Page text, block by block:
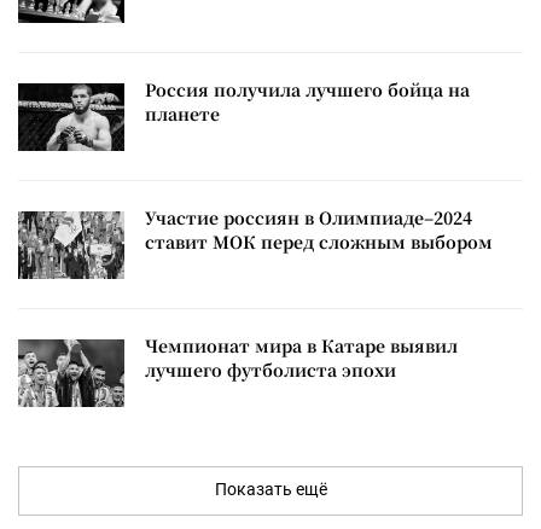
Россия получила лучшего бойца на
планете
Участие россиян в Олимпиаде–2024
ставит МОК перед сложным выбором
Чемпионат мира в Катаре выявил
лучшего футболиста эпохи
Показать ещё